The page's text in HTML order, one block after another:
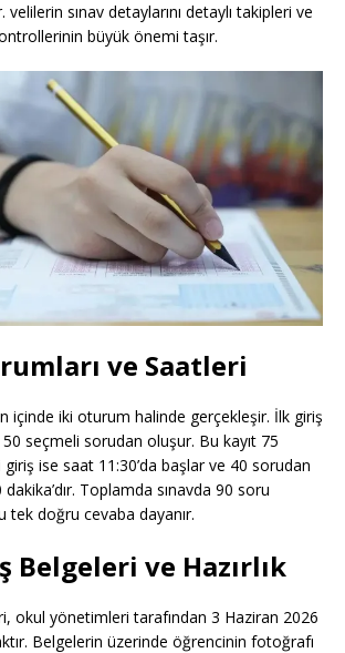
sınav detaylarını detaylı takipleri ve
büyük önemi taşır.
ve Saatleri
içinde iki oturum halinde gerçekleşir. İlk giriş
50 seçmeli sorudan oluşur. Bu kayıt 75
ise saat 11:30’da başlar ve 40 sorudan
Toplamda sınavda 90 soru
tek doğru cevaba dayanır.
Belgeleri ve Hazırlık
okul yönetimleri tarafından 3 Haziran 2026
Belgelerin üzerinde öğrencinin fotoğrafı